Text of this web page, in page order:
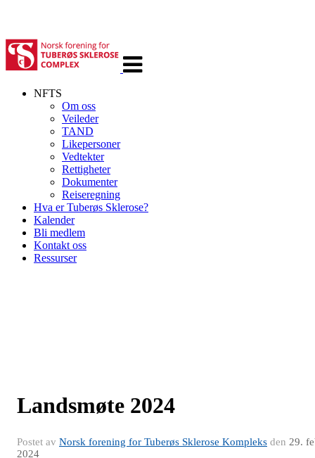
navigasjon
NFTS
Om oss
Veileder
TAND
Likepersoner
Vedtekter
Rettigheter
Dokumenter
Reiseregning
Hva er Tuberøs Sklerose?
Kalender
Bli medlem
Kontakt oss
Ressurser
Landsmøte 2024
Postet av Norsk forening for Tuberøs Sklerose Kompleks den 29.
2024